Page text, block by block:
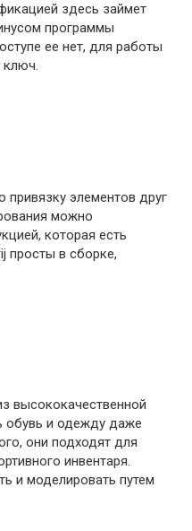
здесь займет
программы
ее нет, для работы
ключ.
привязку элементов друг
можно
которая есть
просты в сборке,
высококачественной
обувь и одежду даже
они подходят для
инвентаря.
и моделировать путем